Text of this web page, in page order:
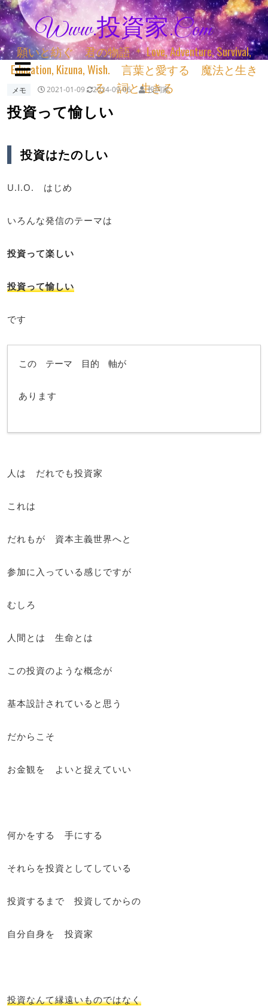
Www.投資家.com
願いと紡ぐ 君の物語 ＊ Love, Adventure, Survival,
Education, Kizuna, Wish. 言葉と愛する 魔法と生き
る 詞と生きる
メモ 2021-01-09 2024-09-06 投詞家
投資って愉しい
投資はたのしい
U.I.O. はじめ
いろんな発信のテーマは
投資って楽しい
投資って愉しい
です
この テーマ 目的 軸が
あります
人は だれでも投資家
これは
だれもが 資本主義世界へと
参加に入っている感じですが
むしろ
人間とは 生命とは
この投資のような概念が
基本設計されていると思う
だからこそ
お金観を よいと捉えていい
何かをする 手にする
それらを投資としてしている
投資するまで 投資してからの
自分自身を 投資家
投資なんて縁遠いものではなく